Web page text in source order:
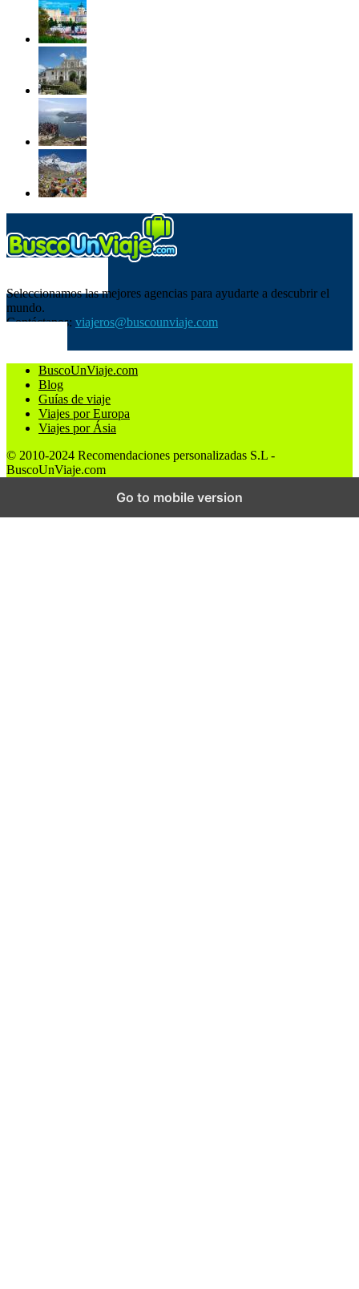
Seleccionamos las mejores agencias para ayudarte a descubrir el
mundo.
Contáctanos: viajeros@buscounviaje.com
BuscoUnViaje.com
Blog
Guías de viaje
Viajes por Europa
Viajes por Ásia
© 2010-2024 Recomendaciones personalizadas S.L -
BuscoUnViaje.com
Go to mobile version